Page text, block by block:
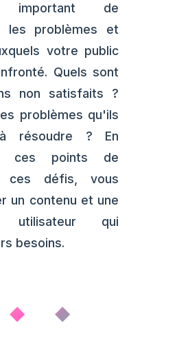
important de
les problèmes et
votre public
Quels sont
non satisfaits ?
problèmes qu'ils
résoudre ? En
ces points de
ces défis, vous
un contenu et une
utilisateur qui
besoins.
◆